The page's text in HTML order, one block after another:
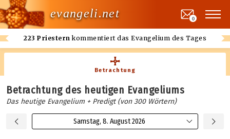
evangeli.net
223 Priestern kommentiert das Evangelium des Tages
0
Betrachtung
Betrachtung des heutigen Evangeliums
Das heutige Evangelium + Predigt (von 300 Wörtern)
Samstag, 8. August 2026